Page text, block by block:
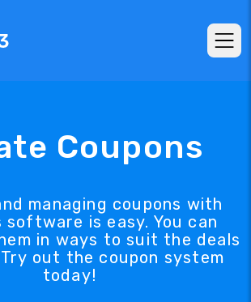
Coupons
managing coupons with
software is easy. You can
in ways to suit the deals
out the coupon system
today!